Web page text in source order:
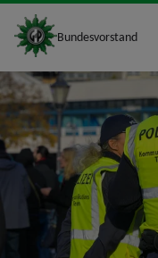
jumpToMain
site_logo
Bundesvorstand